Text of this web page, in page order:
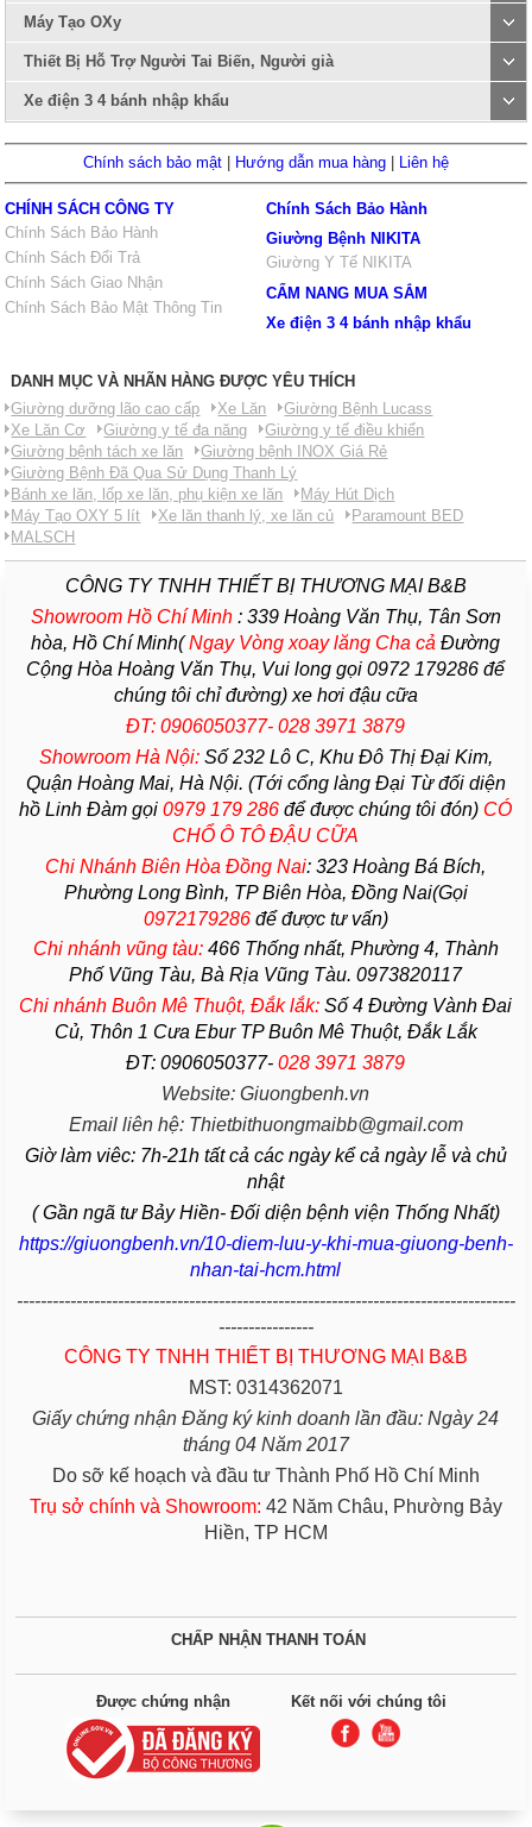
Máy Tạo OXy
Thiết Bị Hỗ Trợ Người Tai Biến, Người già
Xe điện 3 4 bánh nhập khẩu
Chính sách bảo mật Hướng dẫn mua hàng Liên hệ
CHÍNH SÁCH CÔNG TY
Chính Sách Bảo Hành
Chính Sách Đổi Trả
Chính Sách Giao Nhận
Chính Sách Bảo Mật Thông Tin
Chính Sách Bảo Hành
Giường Bệnh NIKITA
Giường Y Tế NIKITA
CẨM NANG MUA SẮM
Xe điện 3 4 bánh nhập khẩu
DANH MỤC VÀ NHÃN HÀNG ĐƯỢC YÊU THÍCH
Giường dưỡng lão cao cấp
Xe Lăn
Giường Bệnh Lucass
Xe Lăn Cơ
Giường y tế đa năng
Giường y tế điều khiển
Giường bệnh tách xe lăn
Giường bệnh INOX Giá Rẻ
Giường Bệnh Đã Qua Sử Dụng Thanh Lý
Bánh xe lăn, lốp xe lăn, phụ kiện xe lăn
Máy Hút Dịch
Máy Tạo OXY 5 lít
Xe lăn thanh lý, xe lăn củ
Paramount BED
MALSCH
CÔNG TY TNHH THIẾT BỊ THƯƠNG MẠI B&B
Showroom Hồ Chí Minh:339 Hoàng Văn Thụ, Tân Sơn
hòa, Hồ Chí Minh(Ngay Vòng xoay lăng Cha cả Đường
Cộng Hòa Hoàng Văn Thụ, Vui long gọi 0972 179286 để
chúng tôi chỉ đường) xe hơi đậu cữa
ĐT: 0906050377- 028 3971 3879
Showroom Hà Nội:Số 232 Lô C, Khu Đô Thị Đại Kim,
Quận Hoàng Mai, Hà Nội. (Tới cổng làng Đại Từ đối diện
hồ Linh Đàm gọi0979 179 286 để được chúng tôi đón) CÓ
CHỔ Ô TÔ ĐẬU CỮA
Chi Nhánh Biên Hòa Đồng Nai: 323 Hoàng Bá Bích,
Phường Long Bình, TP Biên Hòa, Đồng Nai(Gọi
0972179286để được tư vấn)
Chi nhánh vũng tàu:466 Thống nhất, Phường4, Thành
Phố Vũng Tàu, Bà Rịa Vũng Tàu. 0973820117
Chi nhánh Buôn Mê Thuột, Đắk lắk:Số 4 Đường Vành Đai
Củ, Thôn 1 Cưa Ebur TP Buôn Mê Thuột, Đắk Lắk
ĐT: 0906050377-028 3971 3879
Website: Giuongbenh.vn
Email liên hệ: Thietbithuongmaibb@gmail.com
Giờ làm viêc: 7h-21h tất cả các ngày kể cả ngày lễ và chủ
nhật
( Gần ngã tư Bảy Hiền- Đối diện bệnh viện Thống Nhất)
https://giuongbenh.vn/10-diem-luu-y-khi-mua-giuong-benh-
nhan-tai-hcm.html
------------------------------------------------------------------------------------
----------------
CÔNG TY TNHH THIẾT BỊ THƯƠNG MẠI B&B
MST: 0314362071
Giấy chứng nhận Đăng ký kinh doanh lần đầu: Ngày 24
tháng 04 Năm 2017
Do sỡ kế hoạch và đầu tư Thành Phố Hồ Chí Minh
Trụ sở chính và Showroom: 42 Năm Châu, Phường Bảy
Hiền, TP HCM
CHẤP NHẬN THANH TOÁN
Được chứng nhận Kết nối với chúng tôi